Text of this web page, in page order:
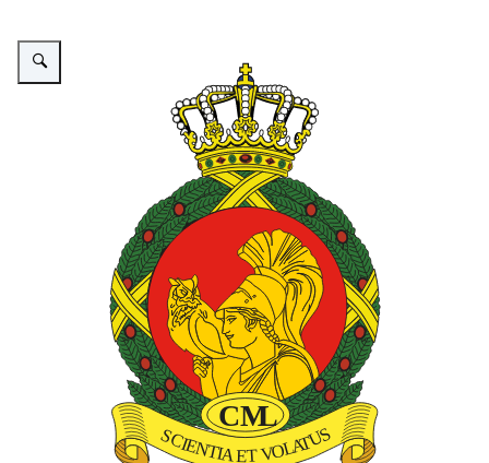
Vergroot afbeelding Afbeelding van embleem Centrum voor Mens en